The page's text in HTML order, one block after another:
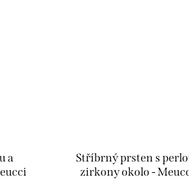
a
Stříbrný prsten s
zirkony okolo -